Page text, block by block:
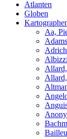
Atlanten
Globen
Aa,